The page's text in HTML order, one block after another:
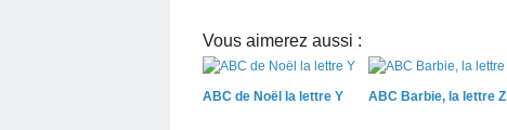
Vous aimerez aussi :
ABC de Noël la lettre Y ABC Barbie, la lettre Z